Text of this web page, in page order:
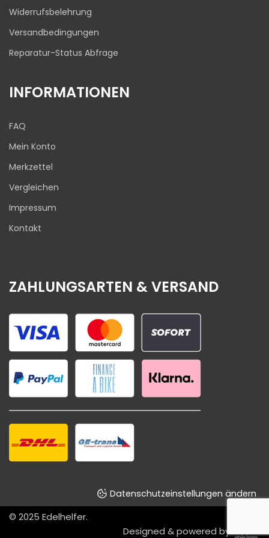
Widerrufsbelehrung
Versandbedingungen
Reparatur-Status Abfrage
INFORMATIONEN
FAQ
Mein Konto
Merkzettel
Vergleichen
Impressum
Kontakt
ZAHLUNGSARTEN & VERSAND
Datenschutzeinstellungen ändern
© 2025 Edelhelfer.
Designed & powered by